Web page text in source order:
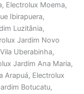
Electrolux Moema,
Ibirapuera,
Luzitânia,
Jardim Novo
Uberabinha,
Jardim Ana Maria,
Arapuá, Electrolux
Botucatu,